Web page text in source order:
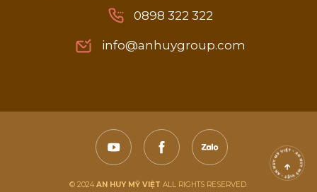
0898 322 322
0898 322 322
info@anhuygroup.com
© 2024 AN HUY MỸ VIỆT ALL RIGHTS RESERVED.